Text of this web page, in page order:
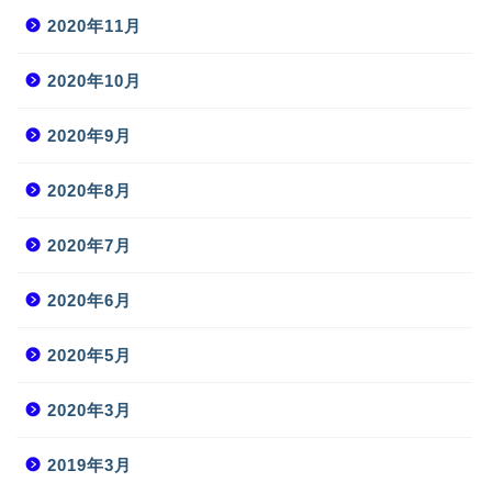
2020年11月
2020年10月
2020年9月
2020年8月
2020年7月
2020年6月
2020年5月
2020年3月
2019年3月